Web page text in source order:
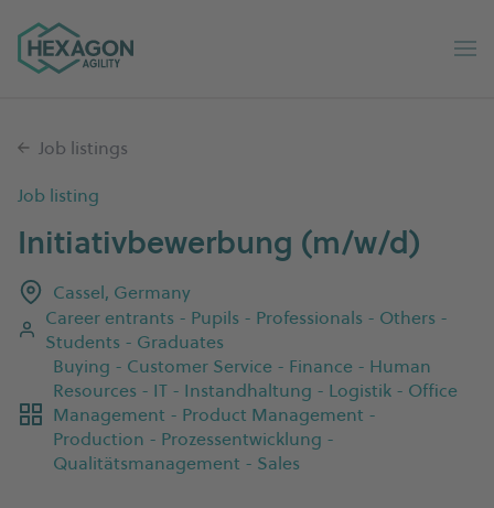
Hexagon Agility home
Job listings
Job listing
Initiativbewerbung (m/w/d)
Cassel, Germany
Career entrants - Pupils - Professionals - Others -
Students - Graduates
Buying - Customer Service - Finance - Human
Resources - IT - Instandhaltung - Logistik - Office
Management - Product Management -
Production - Prozessentwicklung -
Qualitätsmanagement - Sales